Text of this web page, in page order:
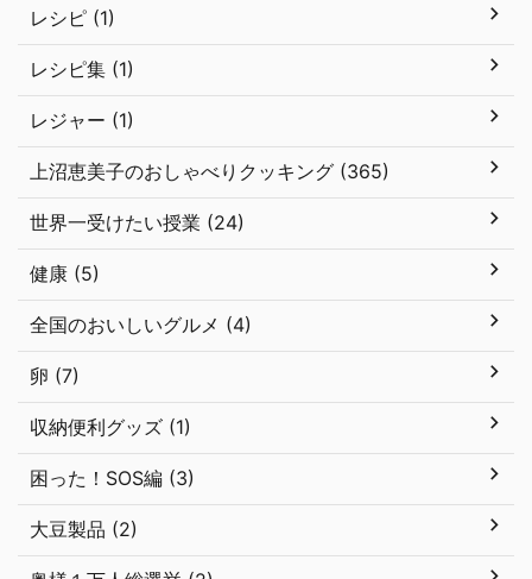
レシピ (1)
レシピ集 (1)
レジャー (1)
上沼恵美子のおしゃべりクッキング (365)
世界一受けたい授業 (24)
健康 (5)
全国のおいしいグルメ (4)
卵 (7)
収納便利グッズ (1)
困った！SOS編 (3)
大豆製品 (2)